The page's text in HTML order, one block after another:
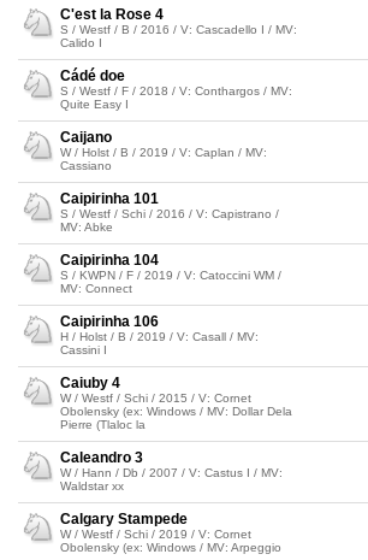
C'est la Rose 4
S / Westf / B / 2016 / V: Cascadello I / MV:
Calido I
Cádé doe
S / Westf / F / 2018 / V: Conthargos / MV:
Quite Easy I
Caijano
W / Holst / B / 2019 / V: Caplan / MV:
Cassiano
Caipirinha 101
S / Westf / Schi / 2016 / V: Capistrano /
MV: Abke
Caipirinha 104
S / KWPN / F / 2019 / V: Catoccini WM /
MV: Connect
Caipirinha 106
H / Holst / B / 2019 / V: Casall / MV:
Cassini I
Caiuby 4
W / Westf / Schi / 2015 / V: Cornet
Obolensky (ex: Windows / MV: Dollar Dela
Pierre (Tlaloc la
Caleandro 3
W / Hann / Db / 2007 / V: Castus I / MV:
Waldstar xx
Calgary Stampede
W / Westf / Schi / 2019 / V: Cornet
Obolensky (ex: Windows / MV: Arpeggio